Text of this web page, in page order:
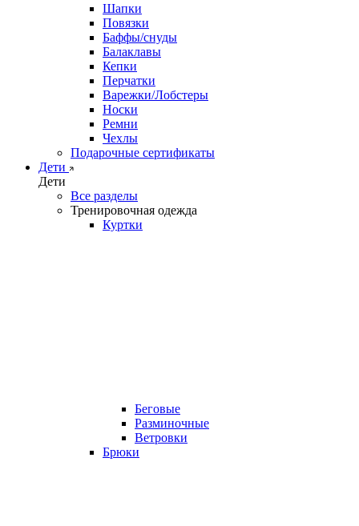
Шапки
Повязки
Баффы/снуды
Балаклавы
Кепки
Перчатки
Варежки/Лобстеры
Носки
Ремни
Чехлы
Подарочные сертификаты
Дети
Дети
Все разделы
Тренировочная одежда
Куртки
Беговые
Разминочные
Ветровки
Брюки